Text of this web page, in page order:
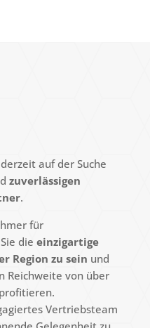
auf der Suche
zuverlässigen
.
für
die einzigartige
Region zu sein und
Reichweite von über
Vertriebsteam